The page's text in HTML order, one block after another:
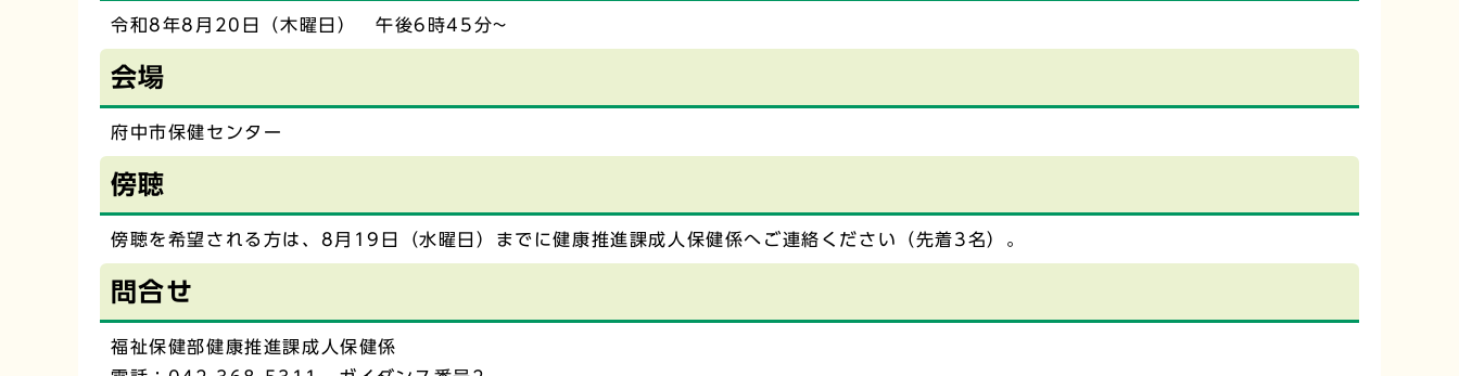
令和8年8月20日（木曜日） 午後6時45分~
会場
府中市保健センター
傍聴
傍聴を希望される方は、8月19日（水曜日）までに健康推進課成人保健係へご連絡ください（先着3名）。
問合せ
福祉保健部健康推進課成人保健係